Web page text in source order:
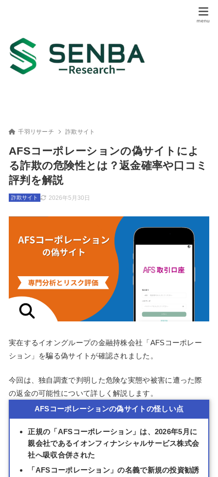
千羽リサーチ 詐欺サイト
AFSコーポレーションの偽サイトによ
る詐欺の危険性とは？返金確率や口コミ
評判を解説
2026年5月30日
詐欺サイト
実在するイオングループの金融持株会社「AFSコーポレー
ション」を騙る偽サイトが確認されました。
今回は、独自調査で判明した危険な実態や被害に遭った際
の返金の可能性について詳しく解説します。
AFSコーポレーションの偽サイトの怪しい点
正規の「AFSコーポレーション」は、2026年5月に
親会社であるイオンフィナンシャルサービス株式会
社へ吸収合併された
「AFSコーポレーション」の名義で新規の投資勧誘